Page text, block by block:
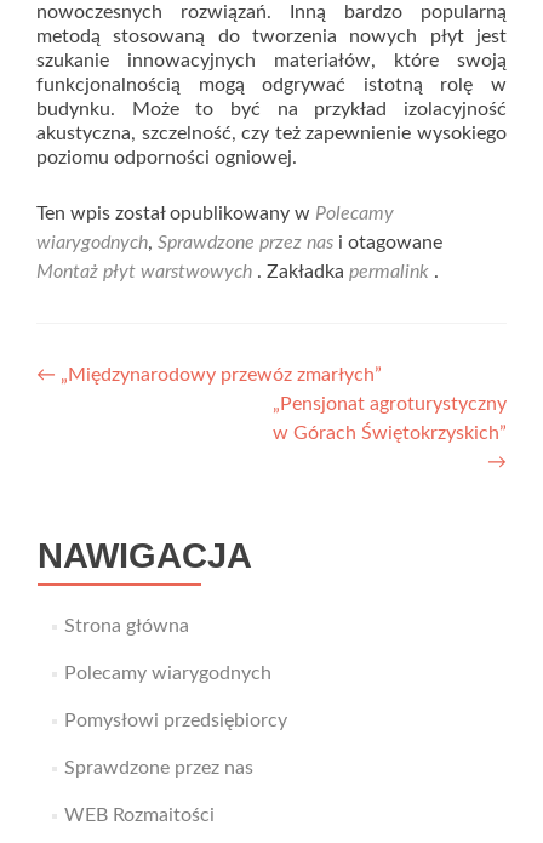
nowoczesnych rozwiązań. Inną bardzo popularną
metodą stosowaną do tworzenia nowych płyt jest
szukanie innowacyjnych materiałów, które swoją
funkcjonalnością mogą odgrywać istotną rolę w
budynku. Może to być na przykład izolacyjność
akustyczna, szczelność, czy też zapewnienie wysokiego
poziomu odporności ogniowej.
Ten wpis został opublikowany w Polecamy
wiarygodnych, Sprawdzone przez nas i otagowane
Montaż płyt warstwowych . Zakładka permalink .
Nawigacja
← „Międzynarodowy przewóz zmarłych”
„Pensjonat agroturystyczny
w Górach Świętokrzyskich”
→
NAWIGACJA
Strona główna
Polecamy wiarygodnych
Pomysłowi przedsiębiorcy
Sprawdzone przez nas
WEB Rozmaitości